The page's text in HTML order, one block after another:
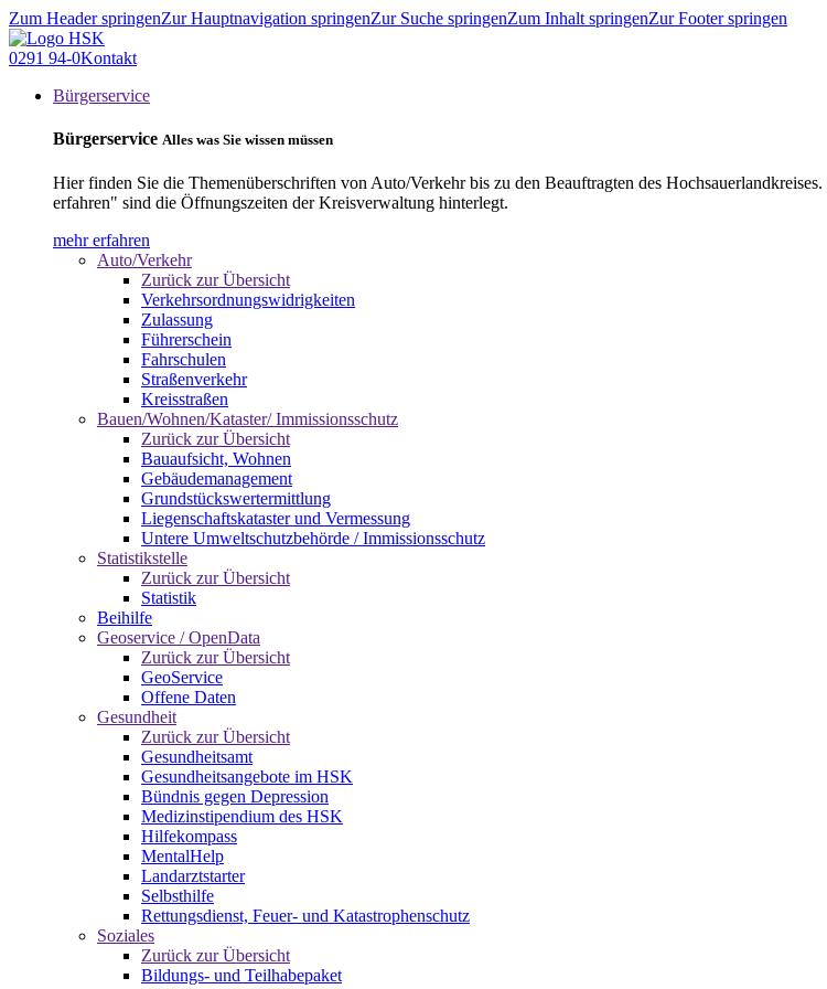
Zum Header springenZur Hauptnavigation springenZur Suche springenZum Inhalt springenZur Footer springen
0291 94-0Kontakt
Bürgerservice
Bürgerservice Alles was Sie wissen müssen
Hier finden Sie die Themenüberschriften von Auto/Verkehr bis zu den Beauftragten des
erfahren" sind die Öffnungszeiten der Kreisverwaltung hinterlegt.
mehr erfahren
Auto/Verkehr
Zurück zur Übersicht
Verkehrsordnungswidrigkeiten
Zulassung
Führerschein
Fahrschulen
Straßenverkehr
Kreisstraßen
Bauen/Wohnen/Kataster/ Immissionsschutz
Zurück zur Übersicht
Bauaufsicht, Wohnen
Gebäudemanagement
Grundstückswertermittlung
Liegenschaftskataster und Vermessung
Untere Umweltschutzbehörde / Immissionsschutz
Statistikstelle
Zurück zur Übersicht
Statistik
Beihilfe
Geoservice / OpenData
Zurück zur Übersicht
GeoService
Offene Daten
Gesundheit
Zurück zur Übersicht
Gesundheitsamt
Gesundheitsangebote im HSK
Bündnis gegen Depression
Medizinstipendium des HSK
Hilfekompass
MentalHelp
Landarztstarter
Selbsthilfe
Rettungsdienst, Feuer- und Katastrophenschutz
Soziales
Zurück zur Übersicht
Bildungs- und Teilhabepaket